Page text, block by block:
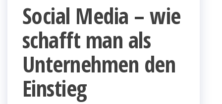
Social Media – wie
schafft man als
Unternehmen den
Einstieg